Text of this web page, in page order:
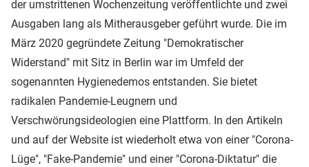
der umstrittenen Wochenzeitung veröffentlichte und zwei
Ausgaben lang als Mitherausgeber geführt wurde. Die im
März 2020 gegründete Zeitung "Demokratischer
Widerstand" mit Sitz in Berlin war im Umfeld der
sogenannten Hygienedemos entstanden. Sie bietet
radikalen Pandemie-Leugnern und
Verschwörungsideologien eine Plattform. In den Artikeln
und auf der Website ist wiederholt etwa von einer "Corona-
Lüge", "Fake-Pandemie" und einer "Corona-Diktatur" die